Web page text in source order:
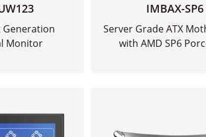
Generation
Monitor
IMBAX-SP6
Server Grade ATX
with AMD SP6